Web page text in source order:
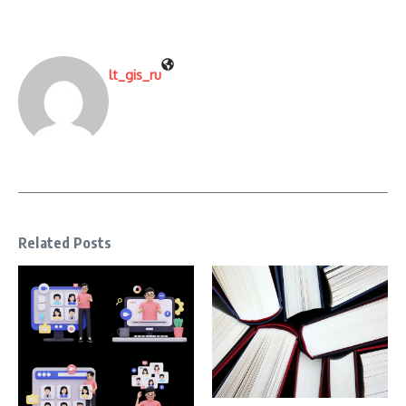
lt_gis_ru
Related Posts